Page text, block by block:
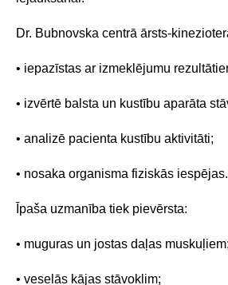
Dr. Bubnovska centrā ārsts-
• iepazīstas ar izmeklējumu
• izvērtē balsta un kustību aparāta
• analizē pacienta kustību aktivitāti;
• nosaka organisma fiziskās iespējas.
Īpaša uzmanība tiek pievērsta:
• muguras un jostas daļas muskuļiem;
• veselās kājas stāvoklim;